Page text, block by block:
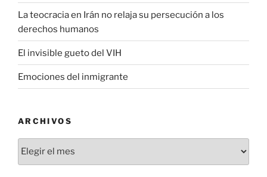
La teocracia en Irán no relaja su persecución a los
derechos humanos
El invisible gueto del VIH
Emociones del inmigrante
ARCHIVOS